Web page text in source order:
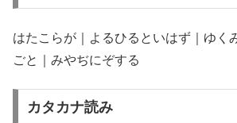
はたこらが｜よるひるといはず｜ゆく
ごと｜みやぢにぞする
カタカナ読み